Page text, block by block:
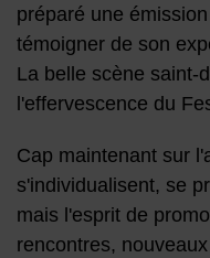
préparé une
témoigner de son
La belle scène saint-
l'effervescence du
Cap maintenant sur
s'individualisent, se
mais l'esprit de
rencontres,